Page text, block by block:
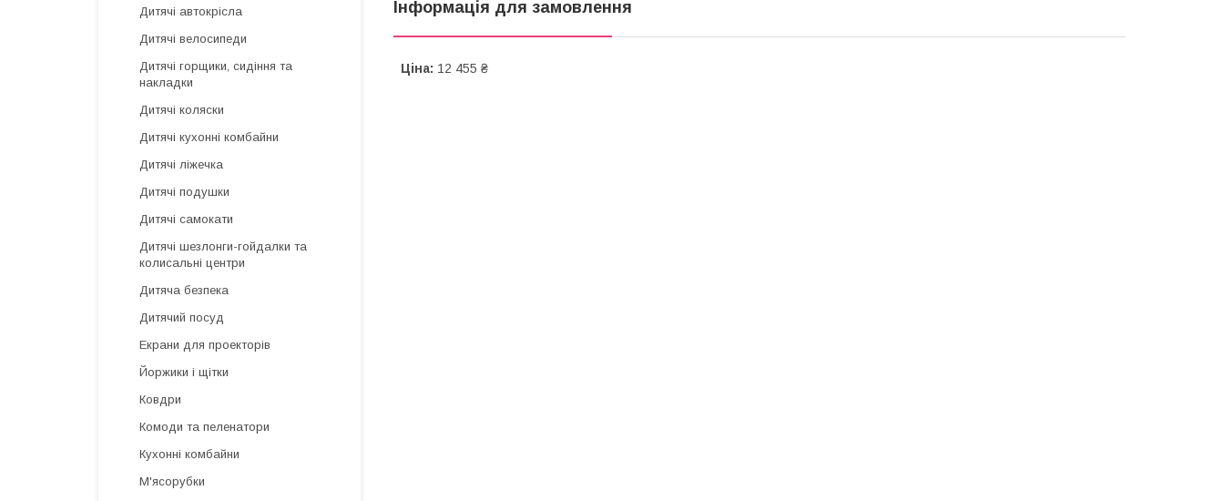
Інформація для замовлення
Ціна: 12 455 ₴
Дитячі автокрісла
Дитячі велосипеди
Дитячі горщики, сидіння та
накладки
Дитячі коляски
Дитячі кухонні комбайни
Дитячі ліжечка
Дитячі подушки
Дитячі самокати
Дитячі шезлонги-гойдалки та
колисальні центри
Дитяча безпека
Дитячий посуд
Екрани для проекторів
Йоржики і щітки
Ковдри
Комоди та пеленатори
Кухонні комбайни
М'ясорубки